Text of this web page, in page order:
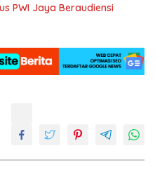
PWI Jaya Beraudiensi